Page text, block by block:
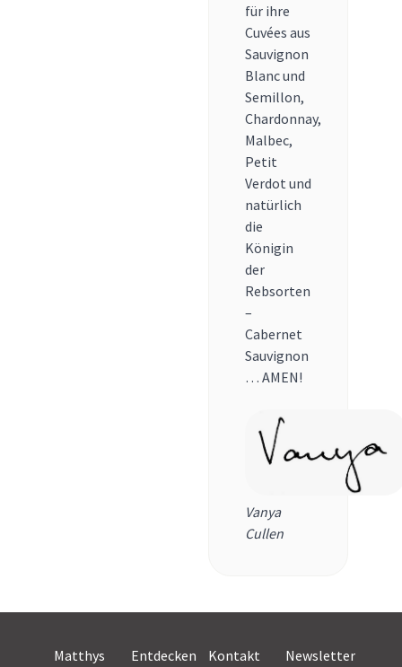
für ihre
Cuvées aus
Sauvignon
Blanc und
Semillon,
Chardonnay,
Malbec,
Petit
Verdot und
natürlich
die
Königin
der
Rebsorten
–
Cabernet
Sauvignon
… AMEN!
Vanya
Cullen
Matthys
Entdecken Kontakt Newsletter